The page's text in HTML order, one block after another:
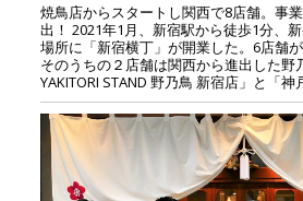
焼鳥店からスタートし関西で8店舗。事
出！ 2021年1月、新宿駅から徒歩1分、
場所に「新宿横丁」が開業した。6店舗が
そのうちの２店舗は関西から進出した野
YAKITORI STAND 野乃鳥 新宿店」と「神